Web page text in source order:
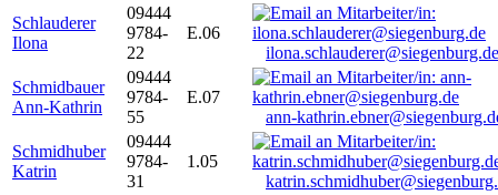
Schlauderer
Ilona
09444
9784-
22
E.06
ilona.schlauderer@siegenburg.de
Schmidbauer
Ann-Kathrin
09444
9784-
55
E.07
ann-
Schmidhuber
Katrin
09444
9784-
31
1.05